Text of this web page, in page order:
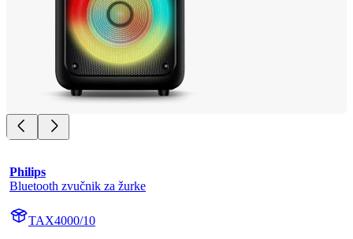
Philips
Bluetooth zvučnik za žurke
TAX4000/10